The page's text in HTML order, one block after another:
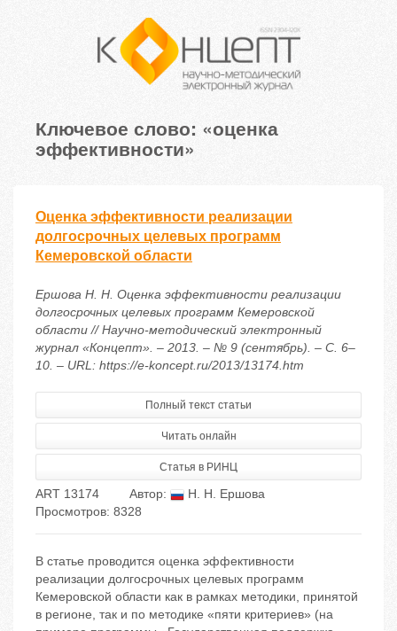
Ключевое слово: «оценка
эффективности»
Оценка эффективности реализации
долгосрочных целевых программ
Кемеровской области
Ершова Н. Н. Оценка эффективности реализации
долгосрочных целевых программ Кемеровской
области // Научно-методический электронный
журнал «Концепт». – 2013. – № 9 (сентябрь). – С. 6–
10. – URL: https://e-koncept.ru/2013/13174.htm
Полный текст статьи
Читать онлайн
Статья в РИНЦ
ART 13174 Автор:
Н. Н. Ершова
Просмотров: 8328
В статье проводится оценка эффективности
реализации долгосрочных целевых программ
Кемеровской области как в рамках методики, принятой
в регионе, так и по методике «пяти критериев» (на